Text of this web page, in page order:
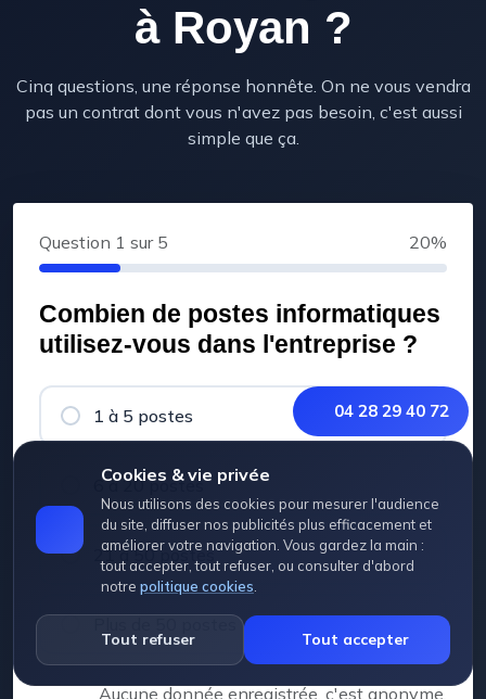
04 28 29 40 72
Cookies & vie privée
Nous utilisons des cookies pour mesurer l'audience
du site, diffuser nos publicités plus efficacement et
améliorer votre navigation. Vous gardez la main :
tout accepter, tout refuser, ou consulter d'abord
notre politique cookies
Tout refuser Tout accepter
à Royan ?
Cinq questions, une réponse honnête. On ne vous vendra
pas un contrat dont vous n'avez pas besoin, c'est aussi
simple que ça.
Question 1 sur 5 20%
Combien de postes informatiques
utilisez-vous dans l'entreprise ?
1 à 5 postes
6 à 20 postes
21 à 50 postes
Plus de 50 postes
Aucune donnée enregistrée, c'est anonyme.